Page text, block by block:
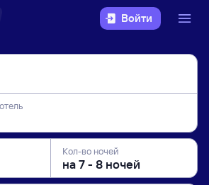
Войти
Кол-во ночей